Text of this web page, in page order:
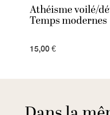
Athéisme voilé/
Temps modernes
15,00 €